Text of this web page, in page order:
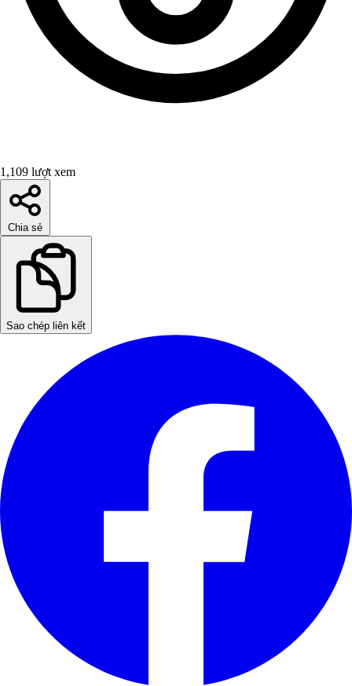
1,109 lượt xem
Chia sẻ
Sao chép liên kết